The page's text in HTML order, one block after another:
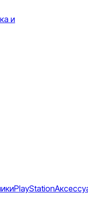
и
PlayStation